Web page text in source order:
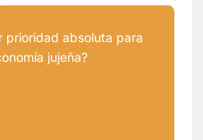
prioridad absoluta para
jujeña?